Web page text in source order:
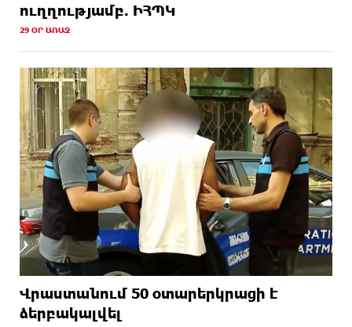
ուղղությամբ. ԻՀՊԿ
29 ՕՐ ԱՌԱՋ
Վրաստանում 50 օտարերկրացի է
ձերբակալվել